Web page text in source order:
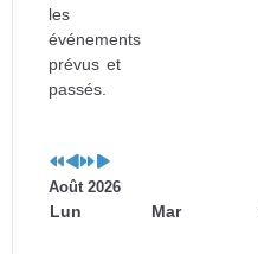
les
événements
prévus et
passés.
Août 2026
Lun Mar